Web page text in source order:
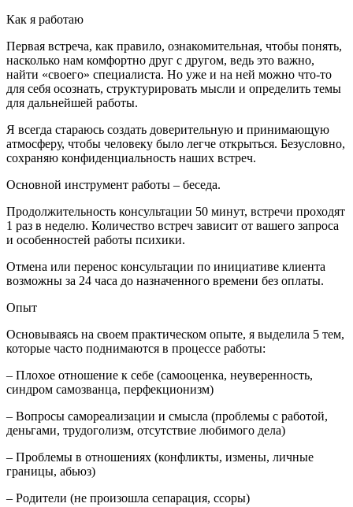
Как я работаю
Первая встреча, как правило, ознакомительная, чтобы понять,
насколько нам комфортно друг с другом, ведь это важно,
найти «своего» специалиста. Но уже и на ней можно что-то
для себя осознать, структурировать мысли и определить темы
для дальнейшей работы.
Я всегда стараюсь создать доверительную и принимающую
атмосферу, чтобы человеку было легче открыться. Безусловно,
сохраняю конфиденциальность наших встреч.
Основной инструмент работы – беседа.
Продолжительность консультации 50 минут, встречи проходят
1 раз в неделю. Количество встреч зависит от вашего запроса
и особенностей работы психики.
Отмена или перенос консультации по инициативе клиента
возможны за 24 часа до назначенного времени без оплаты.
Опыт
Основываясь на своем практическом опыте, я выделила 5 тем,
которые часто поднимаются в процессе работы:
– Плохое отношение к себе (самооценка, неуверенность,
синдром самозванца, перфекционизм)
– Вопросы самореализации и смысла (проблемы с работой,
деньгами, трудоголизм, отсутствие любимого дела)
– Проблемы в отношениях (конфликты, измены, личные
границы, абьюз)
– Родители (не произошла сепарация, ссоры)